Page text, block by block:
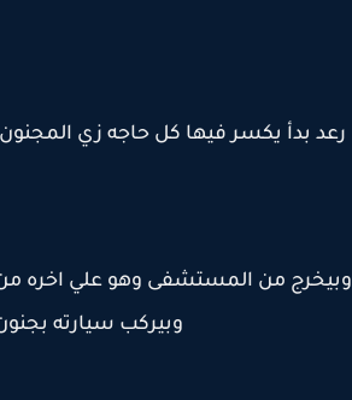
رعد بدأ يكسر فيها كل حاجه زي
وبيخرج من المستشفى وهو علي اخره
وبيركب سيارته